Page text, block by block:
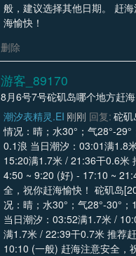
般，建议选择其他日期。 赶
海愉快！
删除
游客_89170
8月6号7号砣矶岛哪个地方赶海
潮汐表精灵.EI 刚刚 回复: 砣
情况：晴；水30°；气28°-
0.1浪 当日潮汐：03:01满1.8
15:20满1.7米 / 21:36干0.6米
4:50 ~ 9:20 (好) - 17:10 ~
全，祝你赶海愉快！ 砣矶岛[2026-8-7] 天气情
况：晴；水30°；气28°-30°
当日潮汐：03:52满1.7米 /
满1.7米 / 22:39干0.7米 推荐
10:10 (一般) 赶海注意安全，